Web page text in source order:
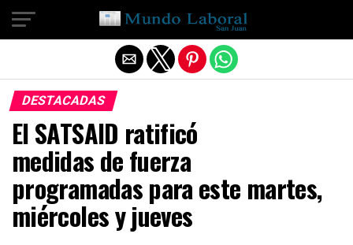
DESTACADAS
El SATSAID ratificó
medidas de fuerza
programadas para este martes,
miércoles y jueves
Salir de la versión móvil